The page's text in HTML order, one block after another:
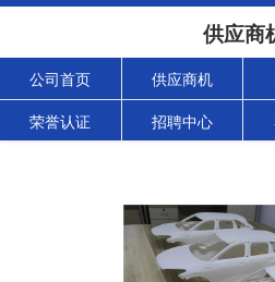
供应商
公司首页 供应商机
荣誉认证 招聘中心